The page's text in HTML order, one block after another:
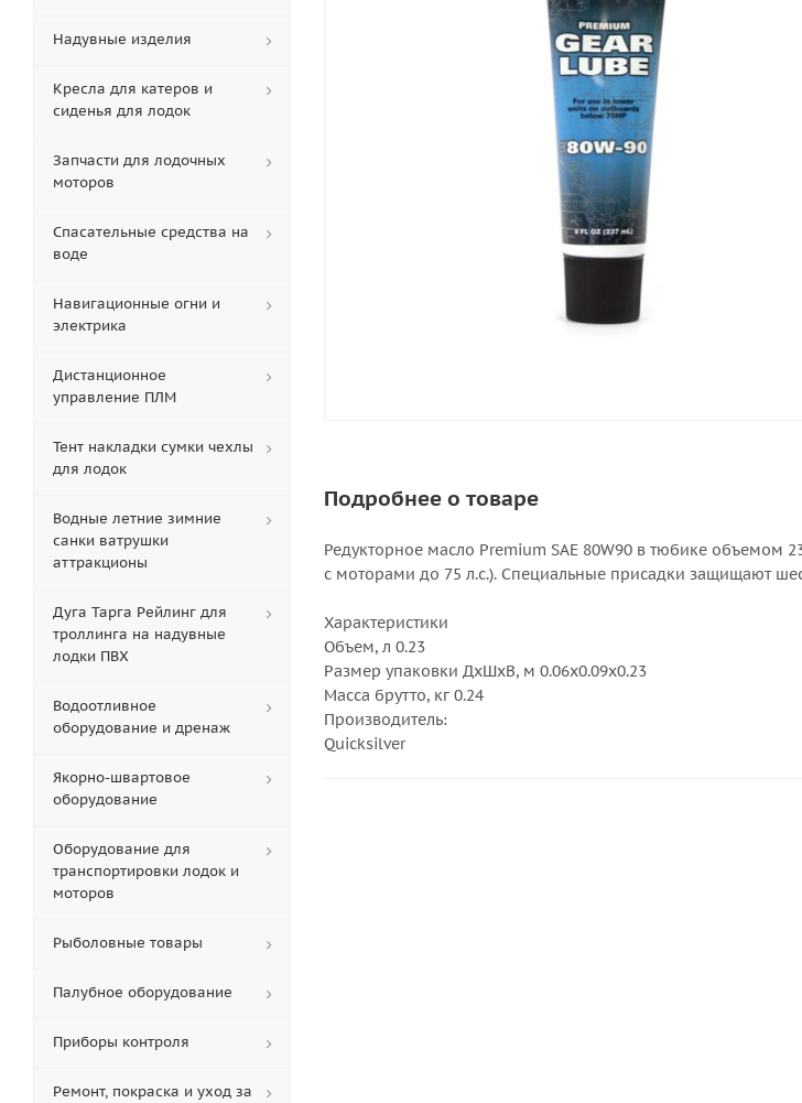
Подробнее о товаре
Редукторное масло Premium SAE 80W90 в тюбике
с моторами до 75 л.с.). Специальные присадки защищают
Характеристики
Объем, л 0.23
Размер упаковки ДхШхВ, м 0.06x0.09x0.23
Масса брутто, кг 0.24
Производитель:
Quicksilver
Надувные изделия
Кресла для катеров и
сиденья для лодок
Запчасти для лодочных
моторов
Спасательные средства на
воде
Навигационные огни и
электрика
Дистанционное
управление ПЛМ
Тент накладки сумки чехлы
для лодок
Водные летние зимние
санки ватрушки
аттракционы
Дуга Тарга Рейлинг для
троллинга на надувные
лодки ПВХ
Водоотливное
оборудование и дренаж
Якорно-швартовое
оборудование
Оборудование для
транспортировки лодок и
моторов
Рыболовные товары
Палубное оборудование
Приборы контроля
Ремонт, покраска и уход за